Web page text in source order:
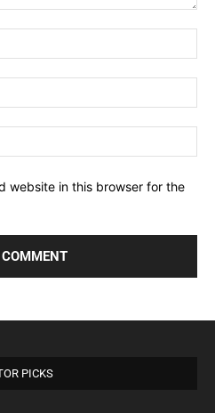
website in this browser for the
PICKS